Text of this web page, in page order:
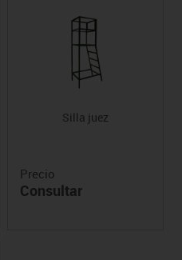
Silla juez
Precio
Consultar